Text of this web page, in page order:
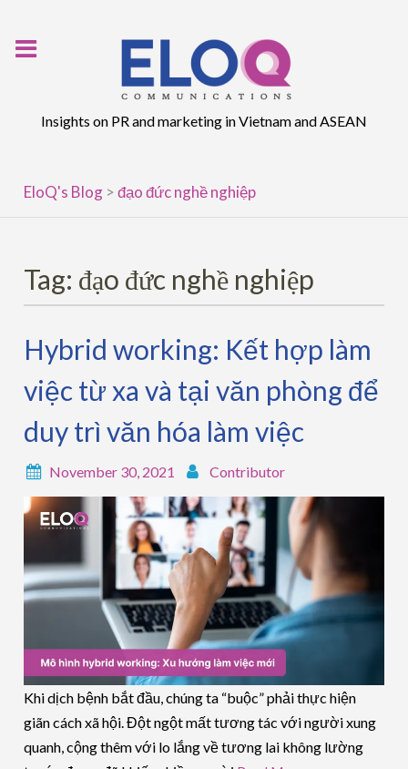
Insights on PR and marketing in Vietnam and ASEAN
EloQ's Blog >đạo đức nghề nghiệp
Tag: đạo đức nghề nghiệp
Hybrid working: Kết hợp làm
việc từ xa và tại văn phòng để
duy trì văn hóa làm việc
November 30, 2021 Contributor
Khi dịch bệnh bắt đầu, chúng ta “buộc” phải thực hiện
giãn cách xã hội. Đột ngột mất tương tác với người xung
quanh, cộng thêm với lo lắng về tương lai không lường